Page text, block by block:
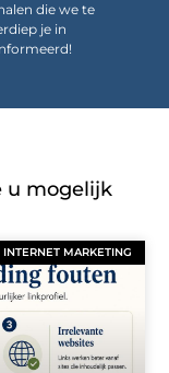
die we te
je in
mogelijk
INTERNET MARKETING